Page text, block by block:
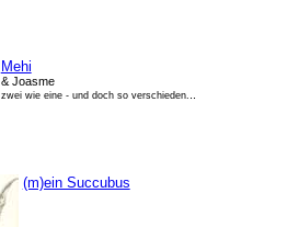
Mehi
& Joasme
zwei wie eine - und doch so verschieden.
(m)ein Succubus